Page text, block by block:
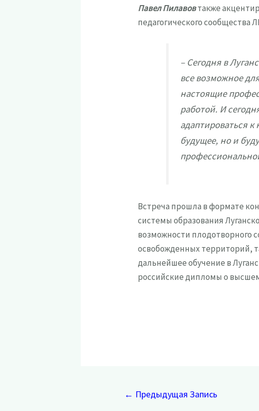
Павел Пилавовтакже
педагогического сообщества
– Сегодня в
все возможное
настоящие
работой. И
адаптироваться
будущее, но и
Встреча прошла в формате
системы образования
возможности плодотворного
освобожденных территорий,
дальнейшее обучение в
российские дипломы о
Навигация
← Предыдущая Запись